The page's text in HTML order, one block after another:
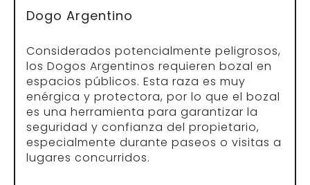
Dogo Argentino
Considerados potencialmente peligrosos,
los Dogos Argentinos requieren bozal en
espacios públicos. Esta raza es muy
enérgica y protectora, por lo que el bozal
es una herramienta para garantizar la
seguridad y confianza del propietario,
especialmente durante paseos o visitas a
lugares concurridos.